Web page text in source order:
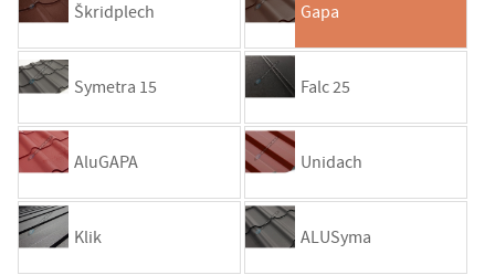
Škridplech Gapa
Symetra 15 Falc 25
AluGAPA Unidach
Klik ALUSyma